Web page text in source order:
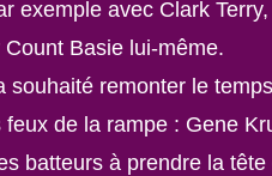
avec Clark
Basie lui-même.
remonter le
de la rampe : Gene
batteurs à prendre la tête